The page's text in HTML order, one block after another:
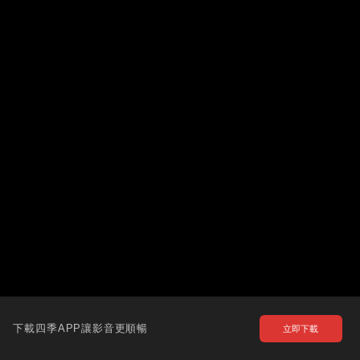
下載四季APP讓影音更順暢 立即下載